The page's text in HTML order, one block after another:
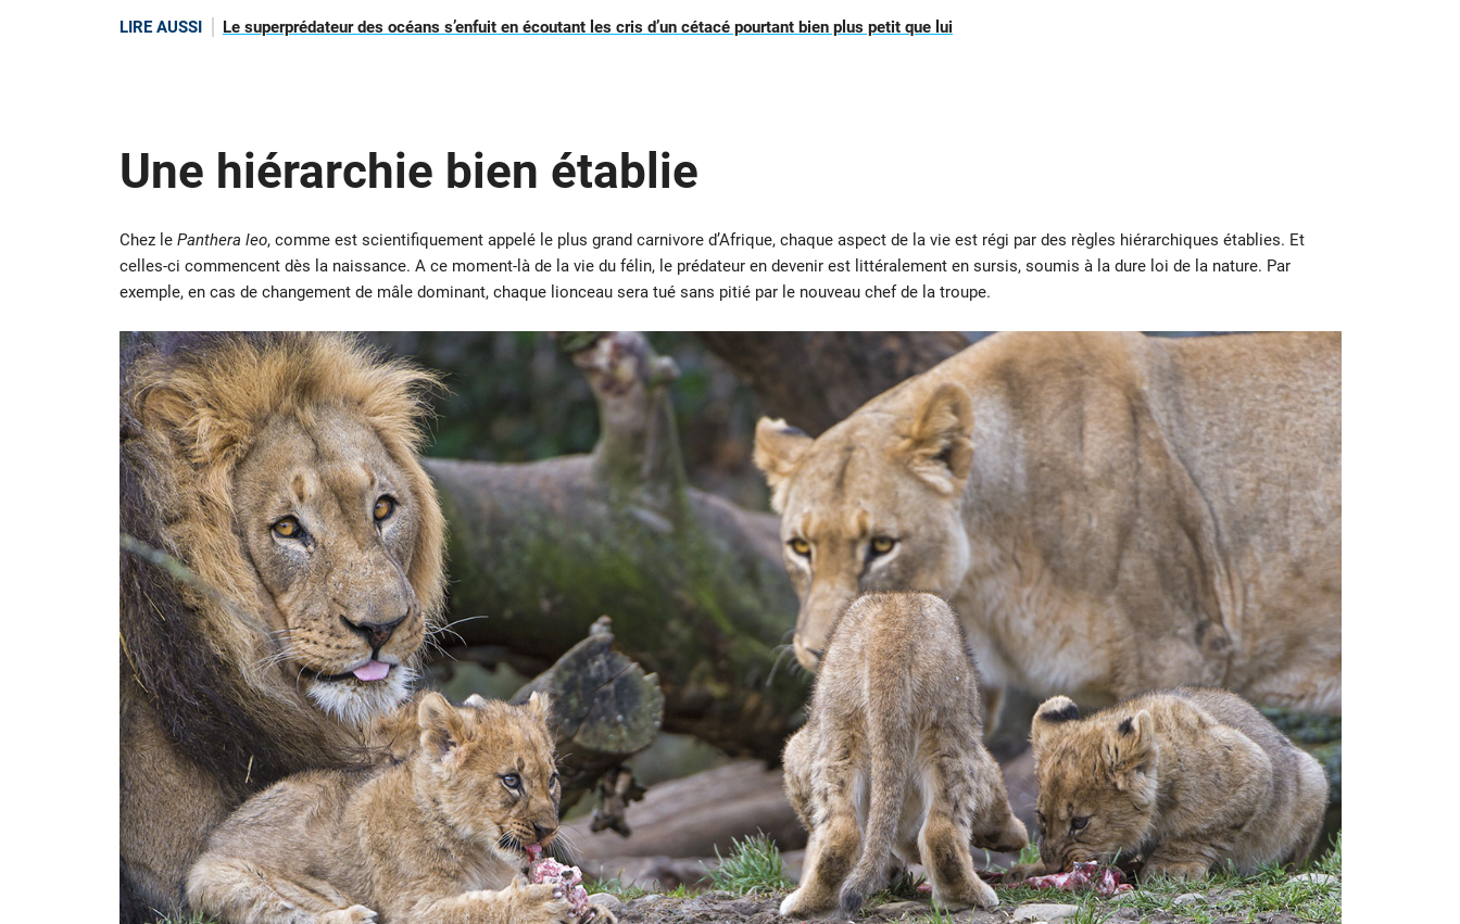
LIRE AUSSI Le superprédateur des océans s’enfuit en écoutant les cris d’un cétacé pourtant bien plus petit que lui
Une hiérarchie bien établie
Chez le Panthera leo, comme est scientifiquement appelé le plus grand carnivore d’Afrique, chaque aspect de la vie est régi par des règles hiérarchiques établies. Et
celles-ci commencent dès la naissance. A ce moment-là de la vie du félin, le prédateur en devenir est littéralement en sursis, soumis à la dure loi de la nature. Par
exemple, en cas de changement de mâle dominant, chaque lionceau sera tué sans pitié par le nouveau chef de la troupe.